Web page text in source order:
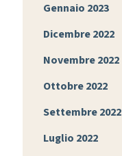
Gennaio 2023
Dicembre 2022
Novembre 2022
Ottobre 2022
Settembre 2022
Luglio 2022